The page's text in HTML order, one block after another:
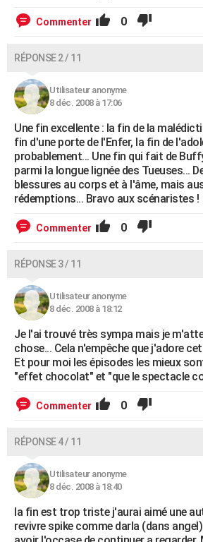
Bricolage
Lifestyle
Culture
Sport
Auto
Television
Voyage
Cinema
Commenter 0
RÉPONSE 2 / 11
Utilisateur anonyme
8 déc. 2008 à 17:06
Une fin excellente : la fin de la
fin d'une porte de l'Enfer, la fin de
probablement... Une fin qui fait de
parmi la longue lignée des Tueuses...
blessures au corps et à l'âme, mais
rédemptions... Bravo aux scénaristes !
Commenter 0
RÉPONSE 3 / 11
Utilisateur anonyme
8 déc. 2008 à 18:12
Je l'ai trouvé très sympa mais je
chose... Cela n'empêche que j'adore
Et pour moi les épisodes les mieux
"effet chocolat" et "que le spectacle
Commenter 0
RÉPONSE 4 / 11
Utilisateur anonyme
8 déc. 2008 à 18:40
la fin est trop triste j'aurai aimé une
revivre spike comme darla (dans